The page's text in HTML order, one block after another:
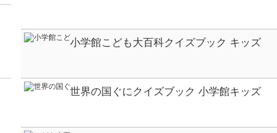
小学館こども大百科クイズブック キッズ
世界の国ぐにクイズブック 小学館キッズ